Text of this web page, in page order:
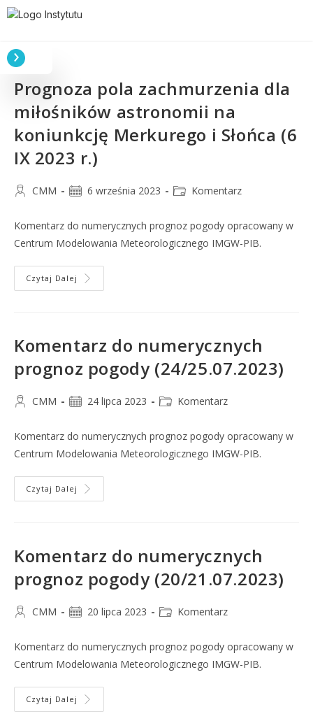
Prognoza pola zachmurzenia dla
miłośników astronomii na
koniunkcję Merkurego i Słońca (6
IX 2023 r.)
CMM 6 września 2023 Komentarz
Komentarz do numerycznych prognoz pogody opracowany w
Centrum Modelowania Meteorologicznego IMGW-PIB.
Czytaj Dalej
Komentarz do numerycznych
prognoz pogody (24/25.07.2023)
CMM 24 lipca 2023 Komentarz
Komentarz do numerycznych prognoz pogody opracowany w
Centrum Modelowania Meteorologicznego IMGW-PIB.
Czytaj Dalej
Komentarz do numerycznych
prognoz pogody (20/21.07.2023)
CMM 20 lipca 2023 Komentarz
Komentarz do numerycznych prognoz pogody opracowany w
Centrum Modelowania Meteorologicznego IMGW-PIB.
Czytaj Dalej